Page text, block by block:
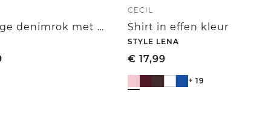
Kniehoge denimrok met luipaardprint
CECIL
Shirt in effen kleur
STYLE LENA
€ 17,99
+ 19